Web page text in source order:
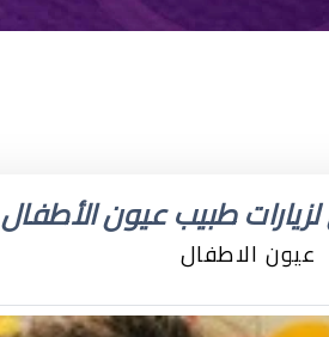
طبيب عيون الأطفال
عيون الاطفال